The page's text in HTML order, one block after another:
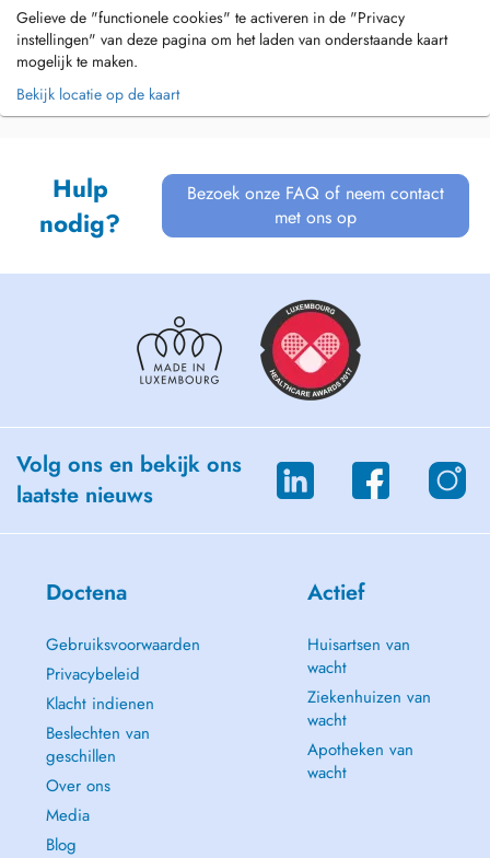
Gelieve de "functionele cookies" te activeren in de "Privacy
instellingen" van deze pagina om het laden van onderstaande kaart
mogelijk te maken.
Bekijk locatie op de kaart
Hulp
nodig?
Bezoek onze FAQ of neem contact
met ons op
Volg ons en bekijk ons
laatste nieuws
Doctena
Gebruiksvoorwaarden
Privacybeleid
Klacht indienen
Beslechten van
geschillen
Over ons
Media
Blog
Actief
Huisartsen van
wacht
Ziekenhuizen van
wacht
Apotheken van
wacht